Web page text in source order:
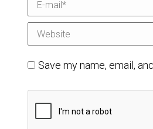
Website
Save my name, email,